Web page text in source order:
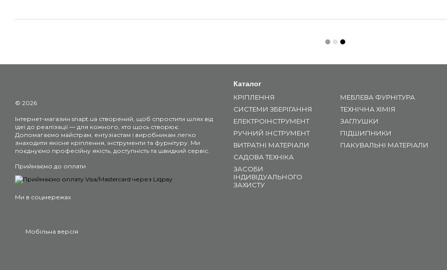
© 2026
Інтернет-магазин snapt.ua створений, щоб спростити шлях від
ідеї до реалізації — для кожного, хто щось створює.
Допомагаємо майстрам, ентузіастам і виробникам легко
знаходити якісне кріплення, інструменти та фурнітуру. Ми
поєднуємо професійну якість, доступність та швидкий сервіс.
Приймаємо до оплати
Ми в соцмережах
Мобільна версія
Каталог
КРІПЛЕННЯ
СИСТЕМИ ЗБЕРІГАННЯ
ЕЛЕКТРОІНСТРУМЕНТ
РУЧНИЙ ІНСТРУМЕНТ
ВИТРАТНІ МАТЕРІАЛИ
САДОВА ТЕХНІКА
ЗАСОБИ
ІНДИВІДУАЛЬНОГО
ЗАХИСТУ
МЕБЛЕВА ФУРНІТУРА
ТЕХНІЧНА ХІМІЯ
ЗАГЛУШКИ
ПІДШИПНИКИ
ПАКУВАЛЬНІ МАТЕРІАЛИ